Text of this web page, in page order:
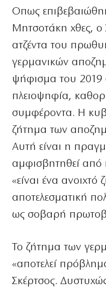
Οπως
Μητσοτάκη χθες, ο
ατζέντα του
γερμανικών
ψήφισμα του 2019
πλειοψηφία,
συμφέροντα. Η
ζήτημα των
Αυτή είναι η
αμφισβητηθεί από
«είναι ένα ανοιχτό
αποτελεσματική
ως σοβαρή
Το ζήτημα των
«αποτελεί
Σκέρτσος.